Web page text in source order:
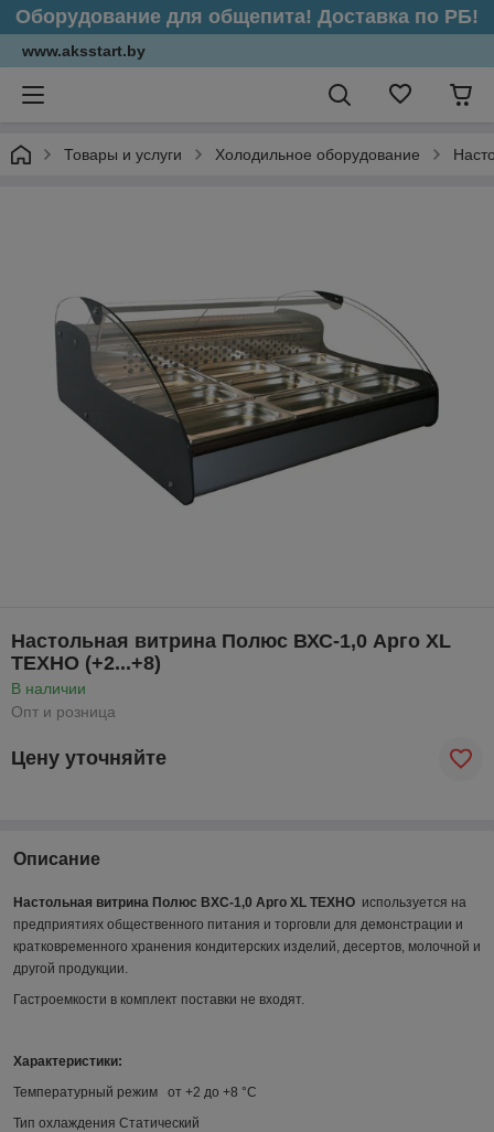
Оборудование для общепита! Доставка по РБ!
www.aksstart.by
Товары и услуги Холодильное оборудование
Настольная витрина Полюс ВХС-1,0 Арго XL
ТЕХНО (+2...+8)
В наличии
Опт и розница
Цену уточняйте
Описание
Настольная витрина Полюс ВХС-1,0 Арго XL ТЕХНО используется на
предприятиях общественного питания и торговли для демонстрации и
кратковременного хранения кондитерских изделий, десертов, молочной и
другой продукции.
Гастроемкости в комплект поставки не входят.
Характеристики:
Температурный режим от +2 до +8 °С
Тип охлаждения Статический